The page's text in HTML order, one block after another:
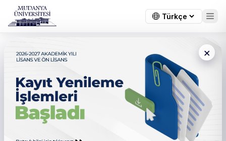
×
← Tüm duyurular
Grafik Tasarımı Mezunu